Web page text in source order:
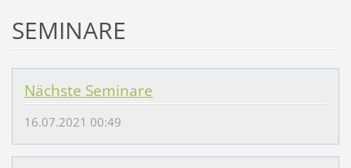
SEMINARE
Nächste Seminare
16.07.2021 00:49